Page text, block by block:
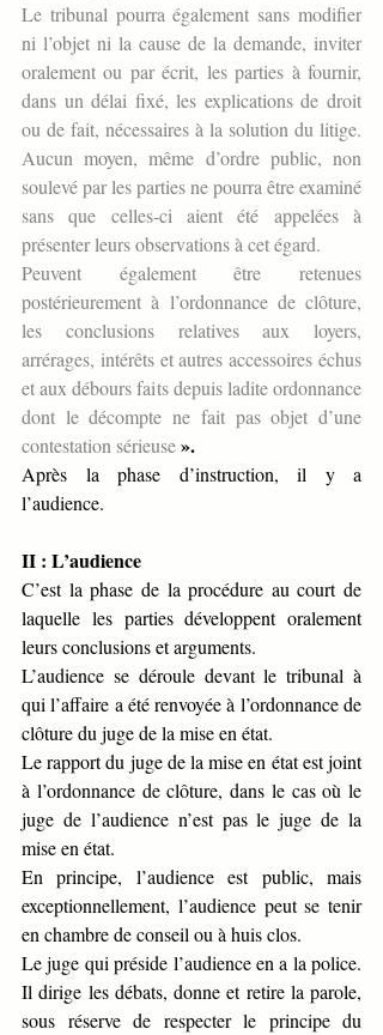
Le tribunal pourra également sans modifier
ni l’objet ni la cause de la demande, inviter
oralement ou par écrit, les parties à fournir,
dans un délai fixé, les explications de droit
ou de fait, nécessaires à la solution du litige.
Aucun moyen, même d’ordre public, non
soulevé par les parties ne pourra être examiné
sans que celles-ci aient été appelées à
présenter leurs observations à cet égard.
Peuvent également être retenues
postérieurement à l’ordonnance de clôture,
les conclusions relatives aux loyers,
arrérages, intérêts et autres accessoires échus
et aux débours faits depuis ladite ordonnance
dont le décompte ne fait pas objet d’une
contestation sérieuse».
Après la phase d’instruction, il y a
l’audience.
II : L’audience
C’est la phase de la procédure au court de
laquelle les parties développent oralement
leurs conclusions et arguments.
L’audience se déroule devant le tribunal à
qui l’affaire a été renvoyée à l’ordonnance de
clôture du juge de la mise en état.
Le rapport du juge de la mise en état est joint
à l’ordonnance de clôture, dans le cas où le
juge de l’audience n’est pas le juge de la
mise en état.
En principe, l’audience est public, mais
exceptionnellement, l’audience peut se tenir
en chambre de conseil ou à huis clos.
Le juge qui préside l’audience en a la police.
Il dirige les débats, donne et retire la parole,
sous réserve de respecter le principe du